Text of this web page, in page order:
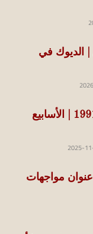
| الديوك في
تاريخ الدوري المصري | موسم 90 – 1991 | الأسابيع
2025-
مواجهات